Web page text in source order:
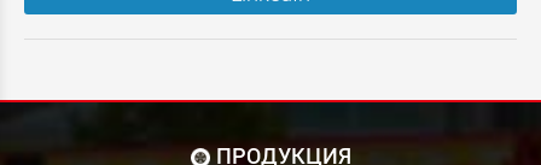
ПРОДУКЦИЯ